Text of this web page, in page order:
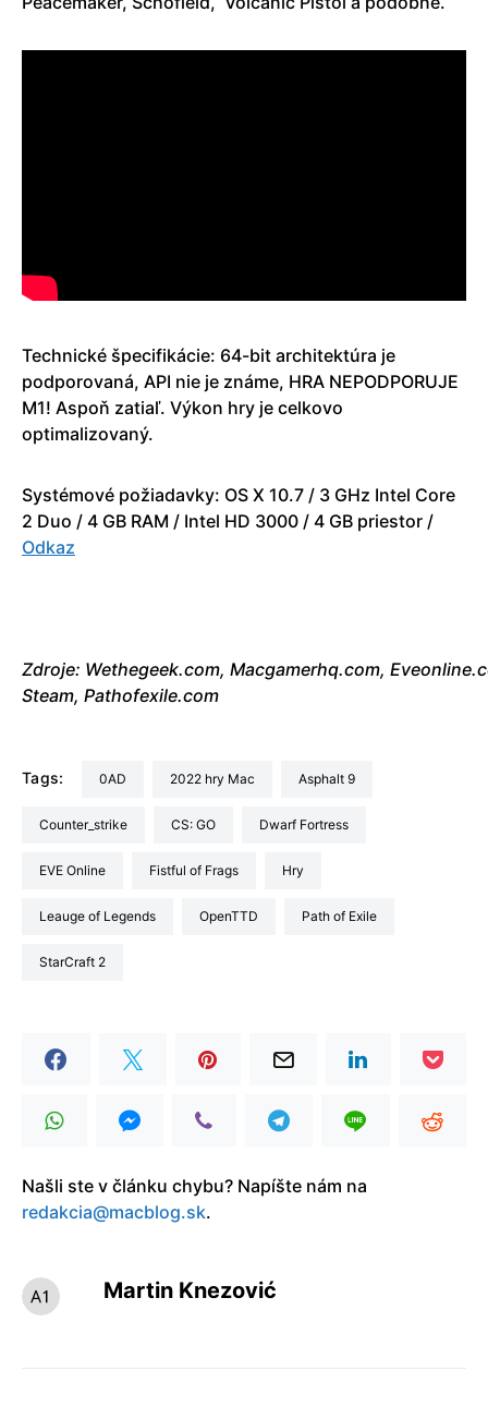
Technické špecifikácie: 64-bit architektúra je
podporovaná, API nie je známe, HRA NEPODPORUJE
M1! Aspoň zatiaľ. Výkon hry je celkovo
optimalizovaný.
Systémové požiadavky: OS X 10.7 / 3 GHz Intel Core
2 Duo / 4 GB RAM / Intel HD 3000 / 4 GB priestor /
Odkaz
Zdroje: Wethegeek.com, Macgamerhq.com,
Steam, Pathofexile.com
Tags: 0AD 2022 hry Mac Asphalt 9
Counter_strike CS: GO Dwarf Fortress
EVE Online Fistful of Frags Hry
Leauge of Legends OpenTTD Path of Exile
StarCraft 2
Našli ste v článku chybu? Napíšte nám na
redakcia@macblog.sk.
Martin Knezović